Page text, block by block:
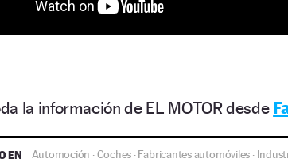
la información de EL MOTOR desde
EN Automoción ·Coches ·Fabricantes automóviles ·